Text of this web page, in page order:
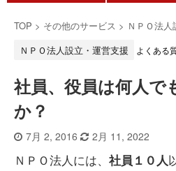
TOP > その他のサービス > ＮＰＯ法
ＮＰＯ法人設立・運営支援
よくある
社員、役員は何人で
か？
7月 2, 2016 2月 11, 2022
ＮＰＯ法人には、 社員１０人